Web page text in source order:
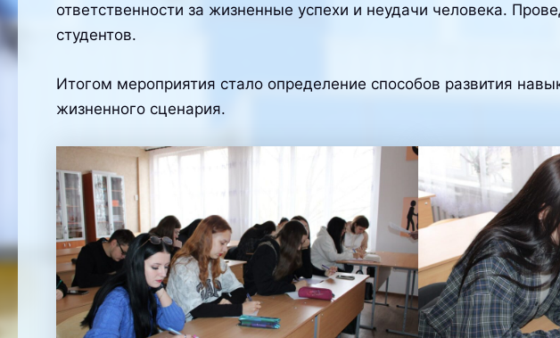
ответственности за жизненные успехи и неудачи человека.
студентов.
Итогом мероприятия стало определение способов развития
жизненного сценария.